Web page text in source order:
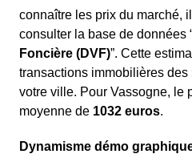
connaître les prix du marché,
consulter la base de données
Foncière (DVF)”. Cette
transactions immobilières
votre ville. Pour Vassogne, le
moyenne de 1032 euros.
Dynamisme démo